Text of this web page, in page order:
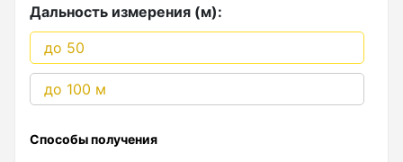
Дальность измерения (м):
до 50
до 100 м
Способы получения
Лазерные уровни
Лазерные уровни (с зеленым лучом)
Лазерные уровни ADA